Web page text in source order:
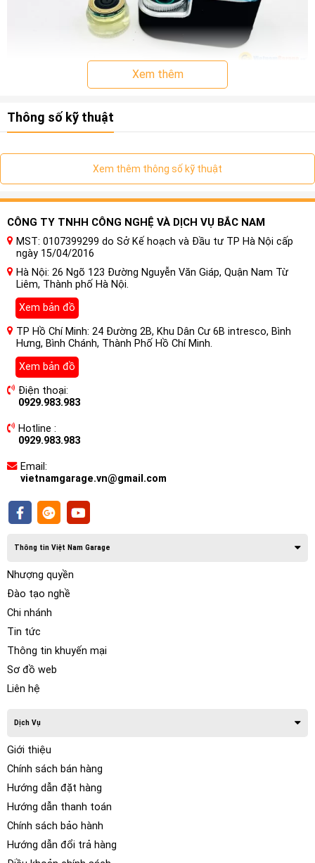
Làm cho bầu không khí trong xe luôn sạch sẽ, không có mùi
thống khuếch tán nước hoa đi theo các giàn lạnh ở các cửa
gió điều hòa, làm cho hương thơm mát lạnh dễ chịu.
Hệ thống tạo mùi nước hoa và ion âm không khí cho xe ô
tô
Một ion là một hạt, nguyên tử hay phân tử với một lần sạc
điện lưới. Điện tích của electron được coi là âm theo quy
proton mang điện được coi là dương theo quy ước.
Các hạt trong không khí trở nên tích điện khi chúng hút các
ion tích điện từ thiết bị ion hóa bằng lực hút tĩnh điện. Sau
(nối đất) nào gần đó, hoặc các tấm có chủ ý trong máy lọc
không khí , hoặc đơn giản là các bức tường và trần nhà gần
nhất.
Xem thêm
Thông số kỹ thuật
Xem thêm thông số kỹ thuật
CÔNG TY TNHH CÔNG NGHỆ VÀ DỊCH VỤ BẮC NAM
MST: 0107399299 do Sở Kế hoạch và Đầu tư TP Hà Nội cấp
ngày 15/04/2016
Hà Nội: 26 Ngõ 123 Đường Nguyễn Văn Giáp, Quận Nam Từ
Liêm, Thành phố Hà Nội.
Xem bản đồ
TP Hồ Chí Minh: 24 Đường 2B, Khu Dân Cư 6B intresco, Bình
Hưng, Bình Chánh, Thành Phố Hồ Chí Minh.
Xem bản đồ
Điện thoại:
0929.983.983
Hotline :
0929.983.983
Email:
vietnamgarage.vn@gmail.com
Thông tin Việt Nam Garage
Nhượng quyền
Đào tạo nghề
Chi nhánh
Tin tức
Thông tin khuyến mại
Sơ đồ web
Liên hệ
Dịch Vụ
Giới thiệu
Chính sách bán hàng
Hướng dẫn đặt hàng
Hướng dẫn thanh toán
Chính sách bảo hành
Hướng dẫn đổi trả hàng